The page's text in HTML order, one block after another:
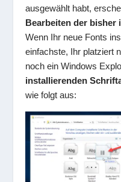
ausgewählt habt,
Bearbeiten der
Wenn Ihr neue Fonts
einfachste, Ihr platziert
noch ein Windows
installierenden
wie folgt aus: